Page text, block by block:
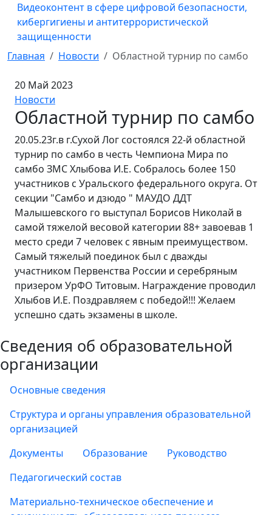
Видеоконтент в сфере цифровой безопасности,
кибергигиены и антитеррористической
защищенности
Главная
Новости Областной турнир по самбо
20 Май 2023
Новости
Областной турнир по самбо
20.05.23г.в г.Сухой Лог состоялся 22-й областной
турнир по самбо в честь Чемпиона Мира по
самбо ЗМС Хлыбова И.Е. Собралось более 150
участников с Уральского федерального округа. От
секции "Самбо и дзюдо " МАУДО ДДТ
Малышевского го выступал Борисов Николай в
самой тяжелой весовой категории 88+ завоевав 1
место среди 7 человек с явным преимуществом.
Самый тяжелый поединок был с дважды
участником Первенства России и серебряным
призером УрФО Титовым. Награждение проводил
Хлыбов И.Е. Поздравляем с победой!!! Желаем
успешно сдать экзамены в школе.
Сведения об образовательной
организации
Основные сведения
Структура и органы управления образовательной
организацией
Документы
Образование
Руководство
Педагогический состав
Материально-техническое обеспечение и